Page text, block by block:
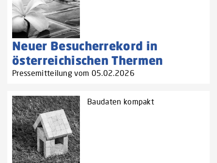
Neuer Besucherrekord in
österreichischen Thermen
Pressemitteilung vom 05.02.2026
Baudaten kompakt